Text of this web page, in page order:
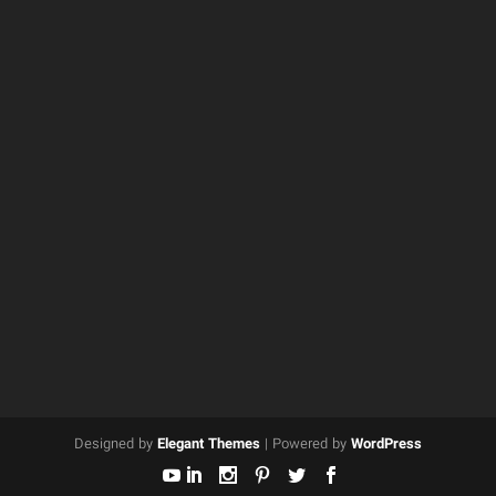
Designed by Elegant Themes | Powered by WordPress